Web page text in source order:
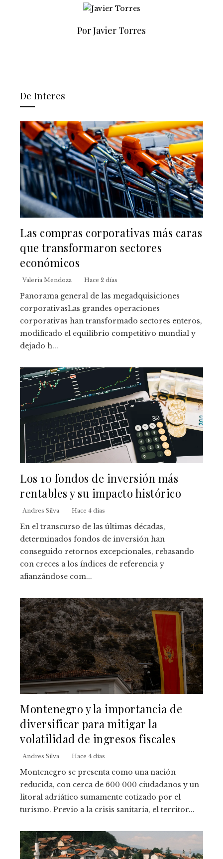
Por Javier Torres
De Interes
Las compras corporativas más caras
que transformaron sectores
económicos
Valeria Mendoza Hace 2 días
Panorama general de las megadquisiciones
corporativasLas grandes operaciones
corporativas han transformado sectores enteros,
modificado el equilibrio competitivo mundial y
dejado h...
Los 10 fondos de inversión más
rentables y su impacto histórico
Andres Silva Hace 4 días
En el transcurso de las últimas décadas,
determinados fondos de inversión han
conseguido retornos excepcionales, rebasando
con creces a los índices de referencia y
afianzándose com...
Montenegro y la importancia de
diversificar para mitigar la
volatilidad de ingresos fiscales
Andres Silva Hace 4 días
Montenegro se presenta como una nación
reducida, con cerca de 600 000 ciudadanos y un
litoral adriático sumamente cotizado por el
turismo. Previo a la crisis sanitaria, el territor...